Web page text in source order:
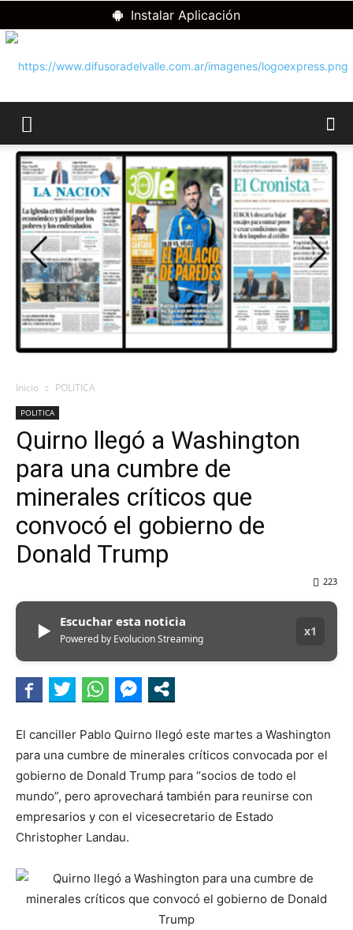
Instalar Aplicación
DIFUSORA
DEL
VALLE
Inicio POLITICA
POLITICA
Quirno llegó a Washington
para una cumbre de
minerales críticos que
convocó el gobierno de
Donald Trump
223
▶ Escuchar esta noticia
Powered by Evolucion Streaming
x1
El canciller Pablo Quirno llegó este martes a Washington
para una cumbre de minerales críticos convocada por el
gobierno de Donald Trump para “socios de todo el
mundo”, pero aprovechará también para reunirse con
empresarios y con el vicesecretario de Estado
Christopher Landau.